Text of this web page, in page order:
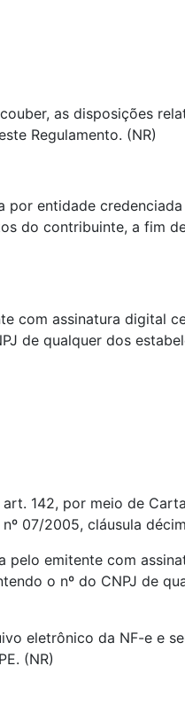
as disposições
Regulamento. (NR)
entidade
do contribuinte, a fim
com assinatura digital
de qualquer dos
142, por meio de
07/2005, cláusula
pelo emitente com
o nº do CNPJ de
eletrônico da NF-e e
(NR)